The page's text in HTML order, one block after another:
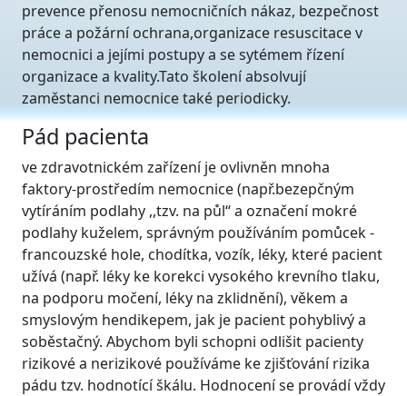
prevence přenosu nemocničních nákaz, bezpečnost
práce a požární ochrana,organizace resuscitace v
nemocnici a jejími postupy a se sytémem řízení
organizace a kvality.Tato školení absolvují
zaměstanci nemocnice také periodicky.
Pád pacienta
ve zdravotnickém zařízení je ovlivněn mnoha
faktory-prostředím nemocnice (např.bezepčným
vytíráním podlahy ,,tzv. na půl“ a označení mokré
podlahy kuželem, správným používáním pomůcek -
francouzské hole, chodítka, vozík, léky, které pacient
užívá (např. léky ke korekci vysokého krevního tlaku,
na podporu močení, léky na zklidnění), věkem a
smyslovým hendikepem, jak je pacient pohyblivý a
soběstačný. Abychom byli schopni odlišit pacienty
rizikové a nerizikové používáme ke zjišťování rizika
pádu tzv. hodnotící škálu. Hodnocení se provádí vždy